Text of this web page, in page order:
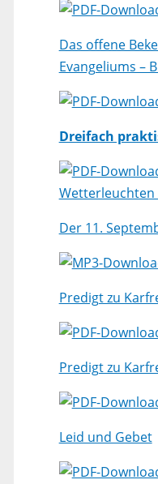
Das offene
Evangeliums –
Dreifach
Wetterleuchten
Der 11.
Predigt zu
Predigt zu
Leid und Gebet